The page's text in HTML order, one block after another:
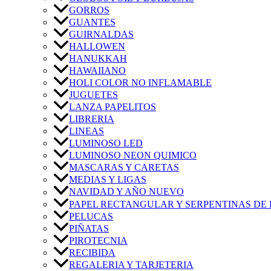
GORROS
GUANTES
GUIRNALDAS
HALLOWEN
HANUKKAH
HAWAIIANO
HOLI COLOR NO INFLAMABLE
JUGUETES
LANZA PAPELITOS
LIBRERIA
LINEAS
LUMINOSO LED
LUMINOSO NEON QUIMICO
MASCARAS Y CARETAS
MEDIAS Y LIGAS
NAVIDAD Y AÑO NUEVO
PAPEL RECTANGULAR Y SERPENTINAS DE
PELUCAS
PIÑATAS
PIROTECNIA
RECIBIDA
REGALERIA Y TARJETERIA